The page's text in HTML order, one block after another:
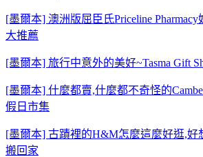
[墨爾本] 澳洲版屈臣氏Priceline
大推薦
[墨爾本] 旅行中意外的美好~Tasma Gift
[墨爾本] 什麼都賣,什麼都不奇怪的
假日市集
[墨爾本] 古蹟裡的H&M怎麼這麼好逛,好
搬回家